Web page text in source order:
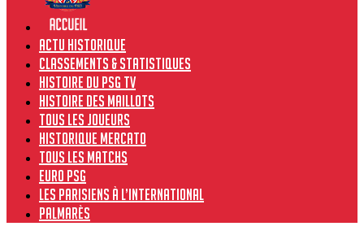
Actu historique
Classements & Statistiques
Histoire du PSG TV
Histoire des maillots
Tous les joueurs
Historique Mercato
Tous les matchs
Euro PSG
Les Parisiens à l’international
Palmarès